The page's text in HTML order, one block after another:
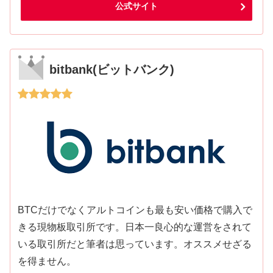
公式サイト
bitbank(ビットバンク)
BTCだけでなくアルトコインも最も安い価格で購入で
きる現物板取引所です。日本一良心的な運営をされて
いる取引所だと筆者は思っています。オススメせざる
を得ません。